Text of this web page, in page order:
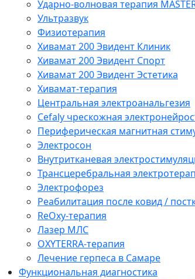
Ударно-волновая терапия
Ультразвук
Физиотерапия
Хивамат 200 Эвидент Клиник
Хивамат 200 Эвидент Спорт
Хивамат 200 Эвидент Эстетика
Хивамат-терапия
Центральная электроанальгезия
Cefaly чреcкожная
Периферическая магнитная
Электросон
Внутритканевая
Трансцеребральная
Электрофорез
Реабилитация после ковид /
ReOxy-терапия
Лазер МЛС
OXYTERRA-терапия
Лечение герпеса в Самаре
Функциональная диагностика